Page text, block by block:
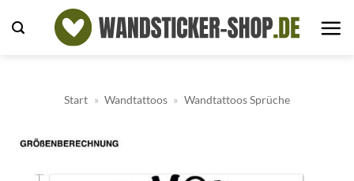
Inhalt
Start » Wandtattoos » Wandtattoos Sprüche